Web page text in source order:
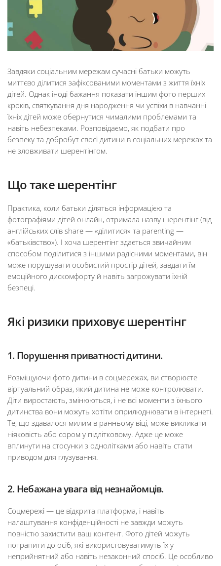
Завдяки соціальним мережам сучасні батьки можуть
миттєво ділитися зафіксованими моментами з життя їхніх
дітей. Однак іноді бажання показати іншим фото перших
кроків, святкування дня народження чи успіхи в навчанні
їхніх дітей може обернутися чималими проблемами та
навіть небезпеками. Розповідаємо, як подбати про
безпеку та добробут своєї дитини в соціальних мережах та
не зловживати шерентінгом.
Що таке шерентінг
Практика, коли батьки діляться інформацією та
фотографіями дітей онлайн, отримала назву шерентінг (від
англійських слів share — «ділитися» та parenting —
«батьківство»). І хоча шерентінг здається звичайним
способом поділитися з іншими радісними моментами, він
може порушувати особистий простір дітей, завдати їм
емоційного дискомфорту й навіть загрожувати їхній
безпеці.
Які ризики приховує шерентінг
1. Порушення приватності дитини.
Розміщуючи фото дитини в соцмережах, ви створюєте
віртуальний образ, який дитина не може контролювати.
Діти виростають, змінюються, і не всі моменти з їхнього
дитинства вони можуть хотіти оприлюднювати в інтернеті.
Те, що здавалося милим в ранньому віці, може викликати
ніяковість або сором у підлітковому. Адже це може
вплинути на стосунки з однолітками або навіть стати
приводом для глузування.
2. Небажана увага від незнайомців.
Соцмережі — це відкрита платформа, і навіть
налаштування конфіденційності не завжди можуть
повністю захистити ваш контент. Фото дітей можуть
потрапити до осіб, які використовуватимуть їх у
неприйнятний або навіть незаконний спосіб. Це особливо